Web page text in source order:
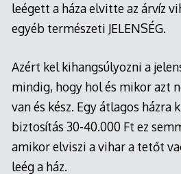
leégett a háza elvitte az árvíz
egyéb természeti JELENSÉG.
Azért kel kihangsúlyozni a
mindig, hogy hol és mikor azt
van és kész. Egy átlagos házra
biztosítás 30-40.000 Ft ez
amikor elviszi a vihar a tetőt
leég a ház.